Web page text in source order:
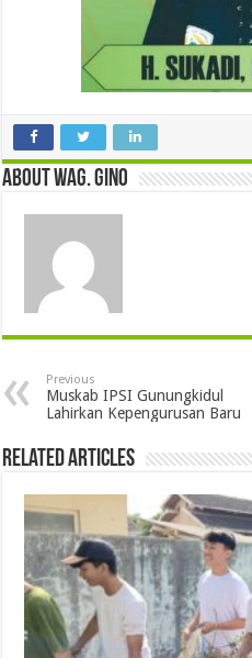
About wag. gino
Previous
Muskab IPSI Gunungkidul
Lahirkan Kepengurusan Baru
Related Articles